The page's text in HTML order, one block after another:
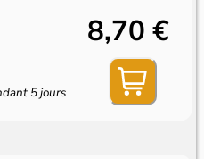
8,70 €
5 jours